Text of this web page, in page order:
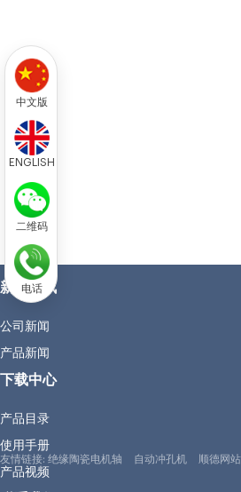
友情链接: 绝缘陶瓷电机轴 自动冲孔机 顺德网
新闻资讯
公司新闻
产品新闻
下载中心
产品目录
使用手册
产品视频
中文版
ENGLISH
二维码
电话